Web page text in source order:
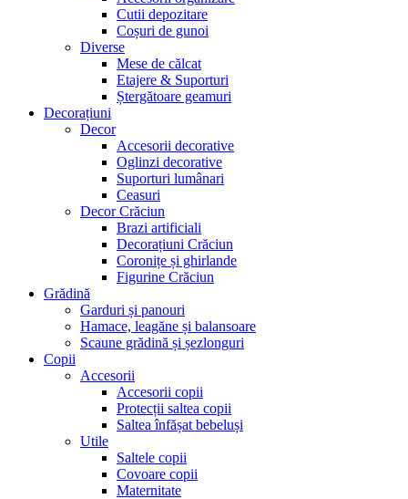
Cutii depozitare
Coșuri de gunoi
Diverse
Mese de călcat
Etajere & Suporturi
Ștergătoare geamuri
Decorațiuni
Decor
Accesorii decorative
Oglinzi decorative
Suporturi lumânari
Ceasuri
Decor Crăciun
Brazi artificiali
Decorațiuni Crăciun
Coronițe și ghirlande
Figurine Crăciun
Grădină
Garduri și panouri
Hamace, leagăne și balansoare
Scaune grădină și șezlonguri
Copii
Accesorii
Accesorii copii
Protecții saltea copii
Saltea înfășat bebeluși
Utile
Saltele copii
Covoare copii
Maternitate